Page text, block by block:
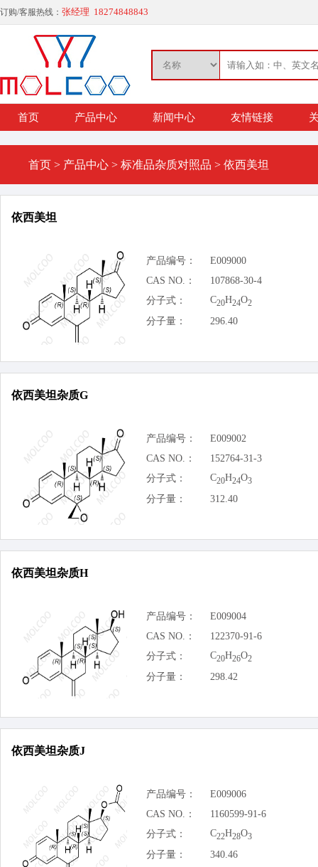
订购/客服热线： 张经理 18274848843
首页 产品中心 新闻中心 友情链接
首页 > 产品中心 > 标准品杂质对照品 > 依西美坦
依西美坦
产品编号：
E009000
CAS NO.：
107868-30-4
分子式：
C20H24O2
分子量： 296.40
依西美坦杂质G
产品编号：
E009002
CAS NO.：
152764-31-3
分子式：
C20H24O3
分子量： 312.40
依西美坦杂质H
产品编号：
E009004
CAS NO.：
122370-91-6
分子式：
C20H26O2
分子量： 298.42
依西美坦杂质J
产品编号：
E009006
CAS NO.：
1160599-91-6
分子式：
C22H28O3
分子量： 340.46